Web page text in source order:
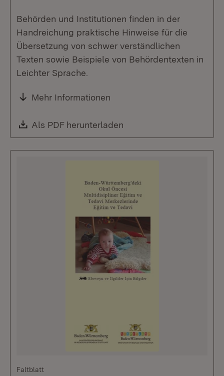
Behörden und Institutionen finden in der
Handreichung praktische Hinweise für die
Übersetzung von schwer verständlichen
Texten sowie Beispiele von Behördentexten in
Leichter Sprache.
Mehr Informationen
Download:
Als PDF herunterladen
Faltblatt